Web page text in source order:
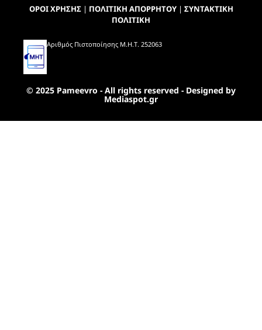
ΟΡΟΙ ΧΡΗΣΗΣ| ΠΟΛΙΤΙΚΗ ΑΠΟΡΡΗΤΟΥ| ΣΥΝΤΑΚΤΙΚΗ
ΠΟΛΙΤΙΚΗ
Αριθμός Πιστοποίησης Μ.Η.Τ. 252063
© 2025 Pameevro - All rights reserved - Designed by
Mediaspot.gr